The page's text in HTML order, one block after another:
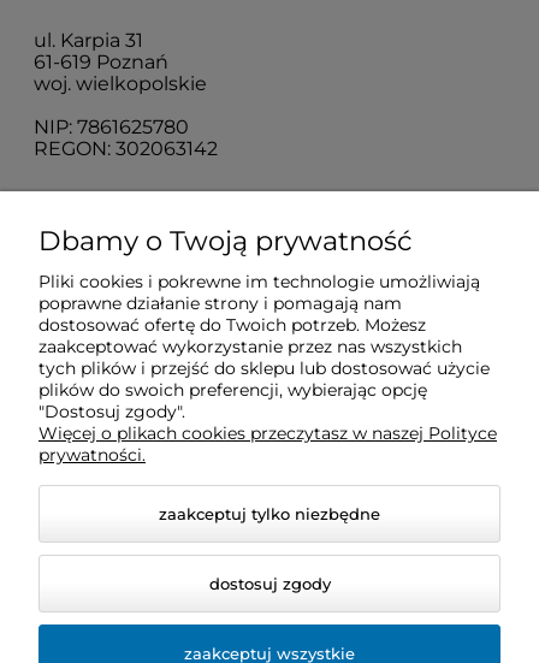
ul. Karpia 31
61-619 Poznań
woj. wielkopolskie
NIP: 7861625780
REGON: 302063142
O nas
Obsługa klienta
Pomoc
Moje konto
Dbamy o Twoją prywatność
Pliki cookies i pokrewne im technologie umożliwiają
poprawne działanie strony i pomagają nam
dostosować ofertę do Twoich potrzeb. Możesz
zaakceptować wykorzystanie przez nas wszystkich
tych plików i przejść do sklepu lub dostosować użycie
plików do swoich preferencji, wybierając opcję
"Dostosuj zgody".
Więcej o plikach cookies przeczytasz w naszej Polityce
prywatności.
zaakceptuj tylko niezbędne
dostosuj zgody
zaakceptuj wszystkie